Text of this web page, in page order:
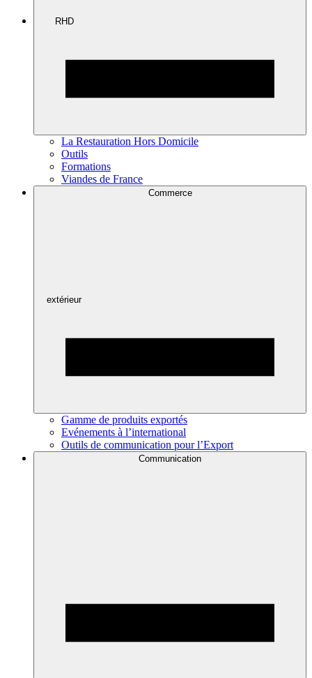
RHD
La Restauration Hors Domicile
Outils
Formations
Viandes de France
Commerce
extérieur
Gamme de produits exportés
Evénements à l’international
Outils de communication pour l’Export
Communication